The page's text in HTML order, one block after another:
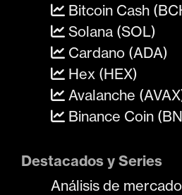
Bitcoin Cash
Solana (SOL)
Cardano (ADA)
Hex (HEX)
Avalanche
Binance Coin
Destacados y Series
Análisis de mercado